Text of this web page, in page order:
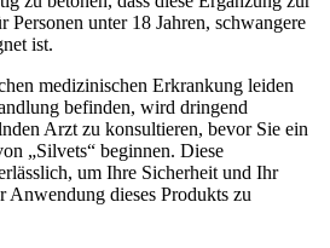
Personen unter 18 Jahren, schwangere
ist.
medizinischen Erkrankung leiden
befinden, wird dringend
Arzt zu konsultieren, bevor Sie ein
„Silvets“ beginnen. Diese
um Ihre Sicherheit und Ihr
Anwendung dieses Produkts zu